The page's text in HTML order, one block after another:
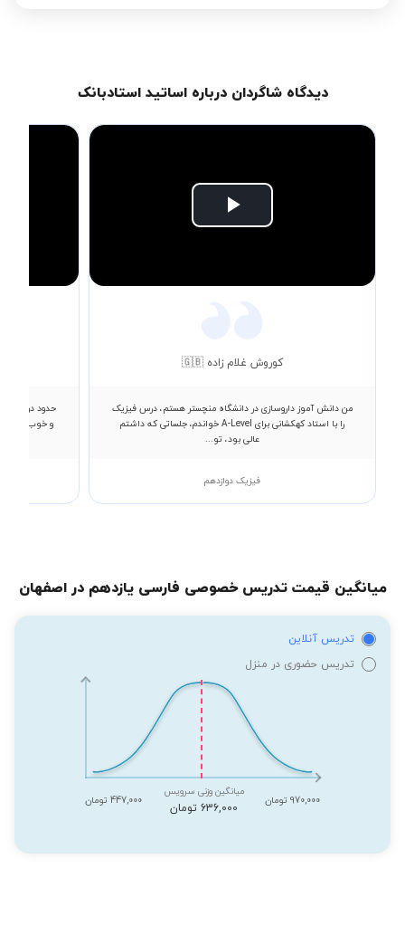
دیدگاه شاگردان درباره اساتید استادبانک
Play
کوروش غلام زاده 🇬🇧
من دانش آموز داروسازی در دانشگاه منچستر هستم، درس فیزیک
را با استاد کهکشانی برای A-Level خواندم، جلساتی که داشتم
عالی بود، تو...
فیزیک دوازدهم
حدود دو سال
و خوب
میانگین قیمت تدریس خصوصی فارسی یازدهم در اصفهان
تدریس آنلاین
تدریس حضوری در منزل
970,000 تومان
میانگین وزنی سرویس
636,000 تومان
447,000 تومان